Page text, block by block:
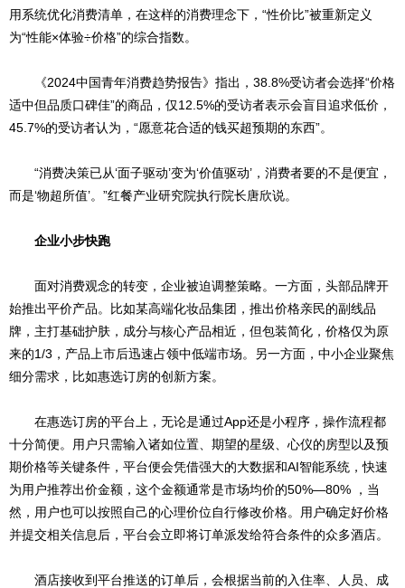
用系统优化消费清单，在这样的消费理念下，“性价比”被重新定义
为“性能×体验÷价格”的综合指数。
《2024中国青年消费趋势报告》指出，38.8%受访者会选择“价格
适中但品质口碑佳”的商品，仅12.5%的受访者表示会盲目追求低价，
45.7%的受访者认为，“愿意花合适的钱买超预期的东西”。
“消费决策已从‘面子驱动’变为‘价值驱动’，消费者要的不是便宜，
而是‘物超所值’。”红餐产业研究院执行院长唐欣说。
企业小步快跑
面对消费观念的转变，企业被迫调整策略。一方面，头部品牌开
始推出平价产品。比如某高端化妆品集团，推出价格亲民的副线品
牌，主打基础护肤，成分与核心产品相近，但包装简化，价格仅为原
来的1/3，产品上市后迅速占领中低端市场。另一方面，中小企业聚焦
细分需求，比如惠选订房的创新方案。
在惠选订房的平台上，无论是通过App还是小程序，操作流程都
十分简便。用户只需输入诸如位置、期望的星级、心仪的房型以及预
期价格等关键条件，平台便会凭借强大的大数据和AI智能系统，快速
为用户推荐出价金额，这个金额通常是市场均价的50%—80% ，当
然，用户也可以按照自己的心理价位自行修改价格。用户确定好价格
并提交相关信息后，平台会立即将订单派发给符合条件的众多酒店。
酒店接收到平台推送的订单后，会根据当前的入住率、人员、成